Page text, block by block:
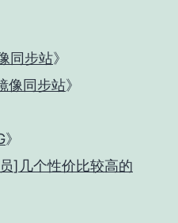
同步站》
像同步站》
》
]几个性价比较高的